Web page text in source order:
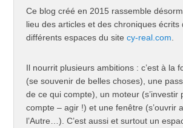
Ce blog créé en 2015 rassemble
lieu des articles et des chroniques écrits
différents espaces du sitecy-real.com
Il nourrit plusieurs ambitions : c’est à la
(se souvenir de belles choses), une
de ce qui compte), un moteur (s’investir
compte – agir !) et une fenêtre (s’ouvrir
l’Autre…). C’est aussi et surtout un